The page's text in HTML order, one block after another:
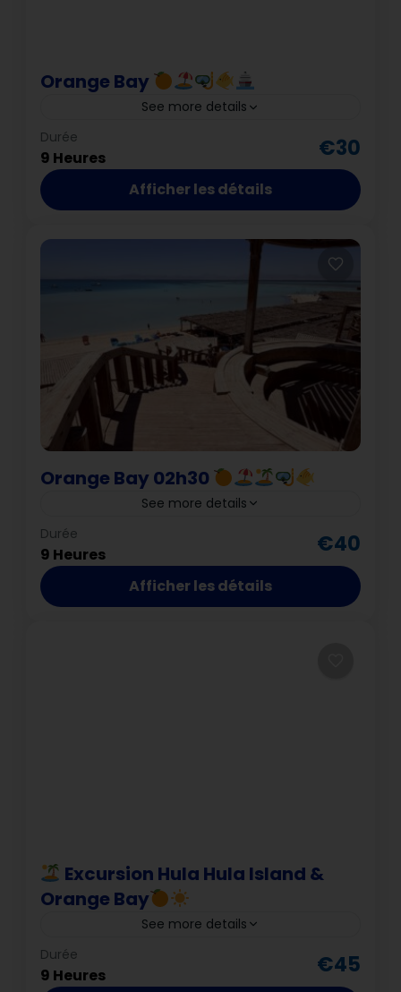
Orange Bay
See more details
Hurghada
Durée
9 Heures €30
Afficher les détails
Orange Bay 02h30
See more details
Hurghada
Durée
9 Heures €40
Afficher les détails
Excursion Hula Hula Island &
Orange Bay
See more details
Hurghada
Durée
9 Heures €45